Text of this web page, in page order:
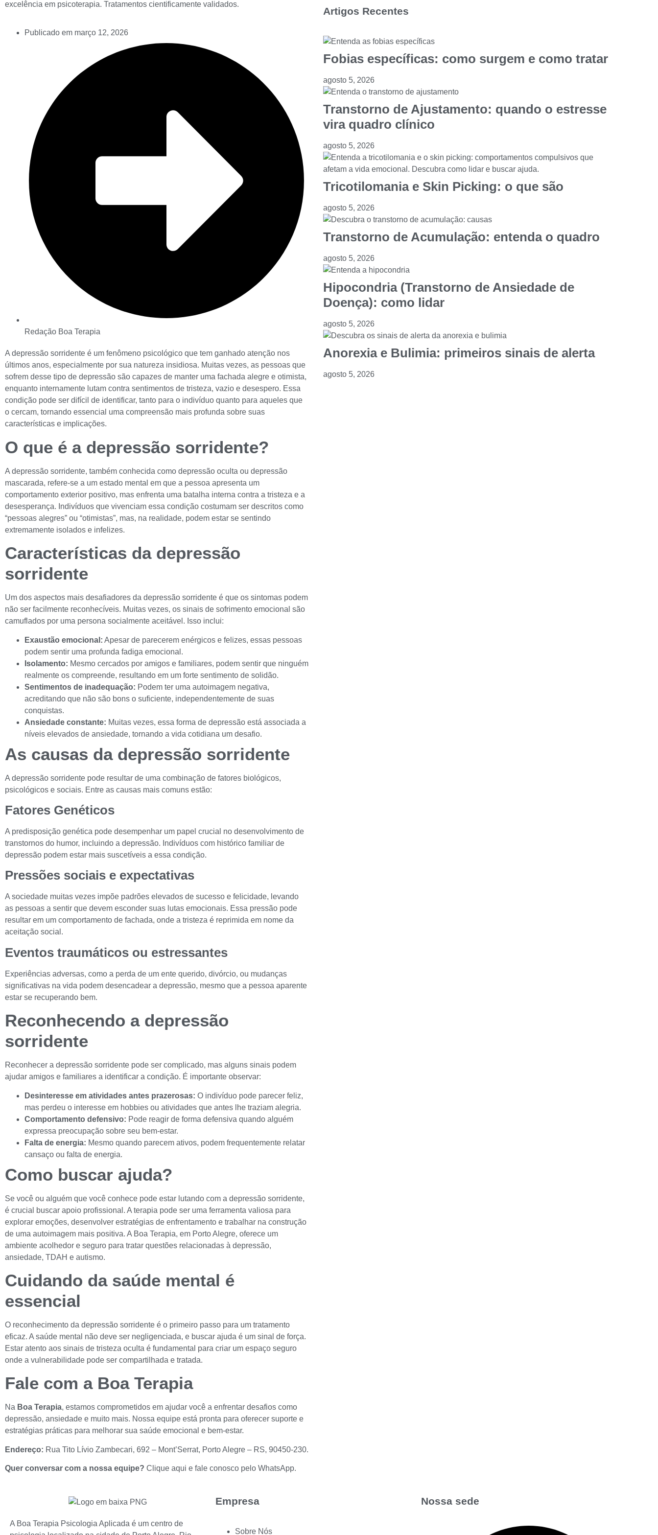
excelência em psicoterapia. Tratamentos cientificamente validados.
Publicado em março 12, 2026
Redação Boa Terapia
A depressão sorridente é um fenômeno psicológico que tem ganhado atenção nos
últimos anos, especialmente por sua natureza insidiosa. Muitas vezes, as pessoas que
sofrem desse tipo de depressão são capazes de manter uma fachada alegre e otimista,
enquanto internamente lutam contra sentimentos de tristeza, vazio e desespero. Essa
condição pode ser difícil de identificar, tanto para o indivíduo quanto para aqueles que
o cercam, tornando essencial uma compreensão mais profunda sobre suas
características e implicações.
O que é a depressão sorridente?
A depressão sorridente, também conhecida como depressão oculta ou depressão
mascarada, refere-se a um estado mental em que a pessoa apresenta um
comportamento exterior positivo, mas enfrenta uma batalha interna contra a tristeza e a
desesperança. Indivíduos que vivenciam essa condição costumam ser descritos como
“pessoas alegres” ou “otimistas”, mas, na realidade, podem estar se sentindo
extremamente isolados e infelizes.
Características da depressão
sorridente
Um dos aspectos mais desafiadores da depressão sorridente é que os sintomas podem
não ser facilmente reconhecíveis. Muitas vezes, os sinais de sofrimento emocional são
camuflados por uma persona socialmente aceitável. Isso inclui:
Exaustão emocional: Apesar de parecerem enérgicos e felizes, essas pessoas
podem sentir uma profunda fadiga emocional.
Isolamento: Mesmo cercados por amigos e familiares, podem sentir que ninguém
realmente os compreende, resultando em um forte sentimento de solidão.
Sentimentos de inadequação: Podem ter uma autoimagem negativa,
acreditando que não são bons o suficiente, independentemente de suas
conquistas.
Ansiedade constante: Muitas vezes, essa forma de depressão está associada a
níveis elevados de ansiedade, tornando a vida cotidiana um desafio.
As causas da depressão sorridente
A depressão sorridente pode resultar de uma combinação de fatores biológicos,
psicológicos e sociais. Entre as causas mais comuns estão:
Fatores Genéticos
A predisposição genética pode desempenhar um papel crucial no desenvolvimento de
transtornos do humor, incluindo a depressão. Indivíduos com histórico familiar de
depressão podem estar mais suscetíveis a essa condição.
Pressões sociais e expectativas
A sociedade muitas vezes impõe padrões elevados de sucesso e felicidade, levando
as pessoas a sentir que devem esconder suas lutas emocionais. Essa pressão pode
resultar em um comportamento de fachada, onde a tristeza é reprimida em nome da
aceitação social.
Eventos traumáticos ou estressantes
Experiências adversas, como a perda de um ente querido, divórcio, ou mudanças
significativas na vida podem desencadear a depressão, mesmo que a pessoa aparente
estar se recuperando bem.
Reconhecendo a depressão
sorridente
Reconhecer a depressão sorridente pode ser complicado, mas alguns sinais podem
ajudar amigos e familiares a identificar a condição. É importante observar:
Desinteresse em atividades antes prazerosas: O indivíduo pode parecer feliz,
mas perdeu o interesse em hobbies ou atividades que antes lhe traziam alegria.
Comportamento defensivo: Pode reagir de forma defensiva quando alguém
expressa preocupação sobre seu bem-estar.
Falta de energia: Mesmo quando parecem ativos, podem frequentemente relatar
cansaço ou falta de energia.
Como buscar ajuda?
Se você ou alguém que você conhece pode estar lutando com a depressão sorridente,
é crucial buscar apoio profissional. A terapia pode ser uma ferramenta valiosa para
explorar emoções, desenvolver estratégias de enfrentamento e trabalhar na construção
de uma autoimagem mais positiva. A Boa Terapia, em Porto Alegre, oferece um
ambiente acolhedor e seguro para tratar questões relacionadas à depressão,
ansiedade, TDAH e autismo.
Cuidando da saúde mental é
essencial
O reconhecimento da depressão sorridente é o primeiro passo para um tratamento
eficaz. A saúde mental não deve ser negligenciada, e buscar ajuda é um sinal de força.
Estar atento aos sinais de tristeza oculta é fundamental para criar um espaço seguro
onde a vulnerabilidade pode ser compartilhada e tratada.
Fale com a Boa Terapia
Na Boa Terapia, estamos comprometidos em ajudar você a enfrentar desafios como
depressão, ansiedade e muito mais. Nossa equipe está pronta para oferecer suporte e
estratégias práticas para melhorar sua saúde emocional e bem-estar.
Endereço: Rua Tito Lívio Zambecari, 692 – Mont’Serrat, Porto Alegre – RS, 90450-230.
Quer conversar com a nossa equipe? Clique aqui e fale conosco pelo WhatsApp.
Artigos Recentes
Fobias específicas: como surgem e como tratar
agosto 5, 2026
Transtorno de Ajustamento: quando o estresse
vira quadro clínico
agosto 5, 2026
Tricotilomania e Skin Picking: o que são
agosto 5, 2026
Transtorno de Acumulação: entenda o quadro
agosto 5, 2026
Hipocondria (Transtorno de Ansiedade de
Doença): como lidar
agosto 5, 2026
Anorexia e Bulimia: primeiros sinais de alerta
agosto 5, 2026
A Boa Terapia Psicologia Aplicada é um centro de
Empresa
Sobre Nós
Nossa sede